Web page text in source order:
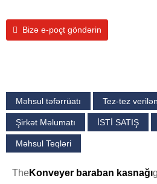
Bizə e-poçt göndərin
Məhsul təfərrüatı Tez-tez
Şirkət Məlumatı İSTİ SATIŞ
Məhsul Teqləri
TheKonveyer baraban kasnağı